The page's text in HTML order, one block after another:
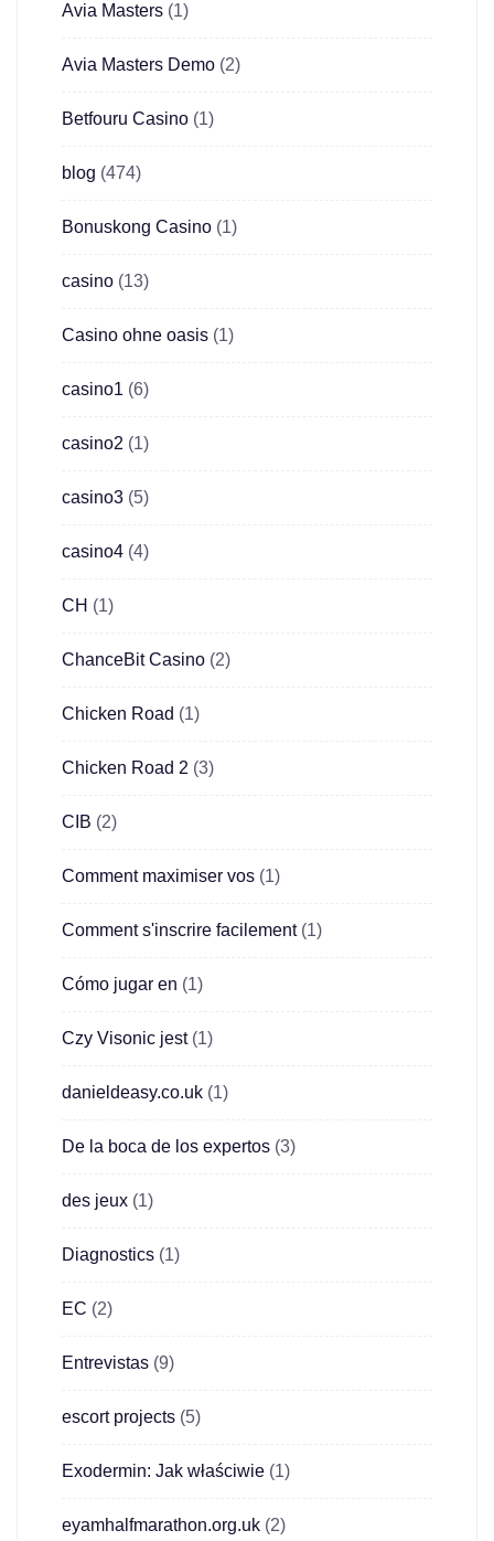
Avia Masters (1)
Avia Masters Demo (2)
Betfouru Casino (1)
blog (474)
Bonuskong Casino (1)
casino (13)
Casino ohne oasis (1)
casino1 (6)
casino2 (1)
casino3 (5)
casino4 (4)
CH (1)
ChanceBit Casino (2)
Chicken Road (1)
Chicken Road 2 (3)
CIB (2)
Comment maximiser vos (1)
Comment s'inscrire facilement(1)
Cómo jugar en (1)
Czy Visonic jest(1)
danieldeasy.co.uk (1)
De la boca de los expertos (3)
des jeux (1)
Diagnostics (1)
EC (2)
Entrevistas (9)
escort projects (5)
Exodermin: Jak właściwie (1)
eyamhalfmarathon.org.uk (2)